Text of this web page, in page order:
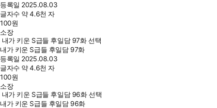
등록일 2025.08.03
글자수 약 4.6천 자
100원
소장
내가 키운 S급들 후일담 97화 선택
내가 키운 S급들 후일담 97화
등록일 2025.08.03
글자수 약 4.6천 자
100원
소장
내가 키운 S급들 후일담 96화 선택
내가 키운 S급들 후일담 96화